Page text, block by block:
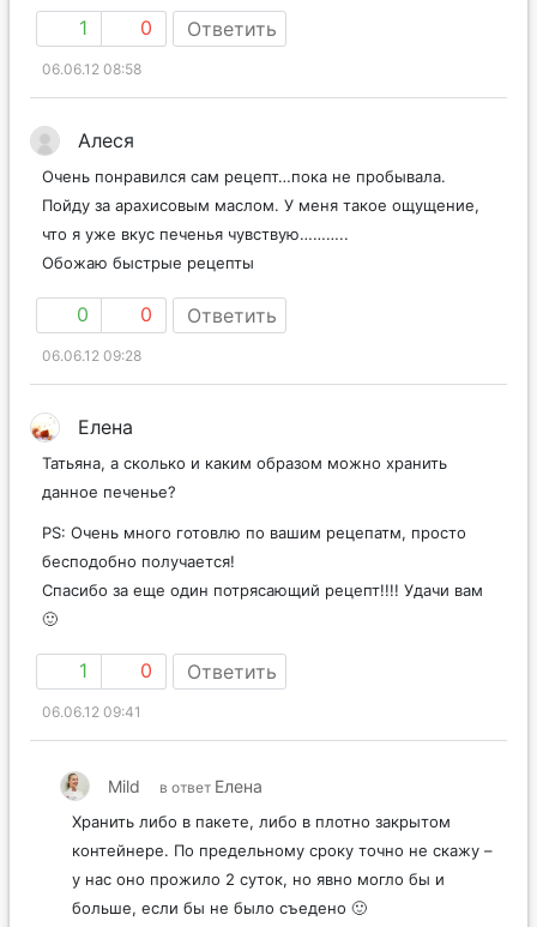
1 0 Ответить
06.06.12 08:58
Алеся
Очень понравился сам рецепт…пока не пробывала.
Пойду за арахисовым маслом. У меня такое ощущение,
что я уже вкус печенья чувствую………..
Обожаю быстрые рецепты
0 0 Ответить
06.06.12 09:28
Елена
Татьяна, а сколько и каким образом можно хранить
данное печенье?
PS: Очень много готовлю по вашим рецепатм, просто
бесподобно получается!
Спасибо за еще один потрясающий рецепт!!!! Удачи вам
🙂
1 0 Ответить
06.06.12 09:41
Mild в ответ Елена
Хранить либо в пакете, либо в плотно закрытом
контейнере. По предельному сроку точно не скажу –
у нас оно прожило 2 суток, но явно могло бы и
больше, если бы не было съедено 🙂